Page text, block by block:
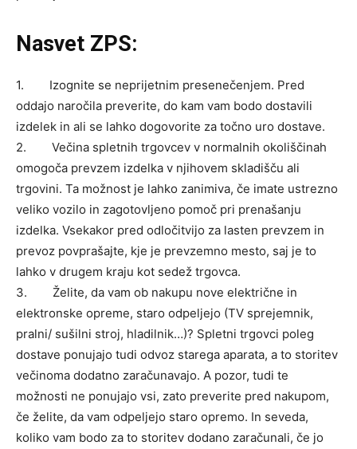
Nasvet ZPS:
1. Izognite se neprijetnim presenečenjem. Pred
oddajo naročila preverite, do kam vam bodo dostavili
izdelek in ali se lahko dogovorite za točno uro dostave.
2. Večina spletnih trgovcev v normalnih okoliščinah
omogoča prevzem izdelka v njihovem skladišču ali
trgovini. Ta možnost je lahko zanimiva, če imate ustrezno
veliko vozilo in zagotovljeno pomoč pri prenašanju
izdelka. Vsekakor pred odločitvijo za lasten prevzem in
prevoz povprašajte, kje je prevzemno mesto, saj je to
lahko v drugem kraju kot sedež trgovca.
3. Želite, da vam ob nakupu nove električne in
elektronske opreme, staro odpeljejo (TV sprejemnik,
pralni/ sušilni stroj, hladilnik…)? Spletni trgovci poleg
dostave ponujajo tudi odvoz starega aparata, a to storitev
večinoma dodatno zaračunavajo. A pozor, tudi te
možnosti ne ponujajo vsi, zato preverite pred nakupom,
če želite, da vam odpeljejo staro opremo. In seveda,
koliko vam bodo za to storitev dodano zaračunali, če jo